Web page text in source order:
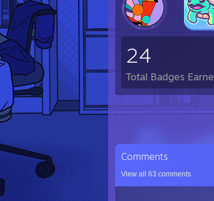
24
Total Badges
Comments
View all 63 comments